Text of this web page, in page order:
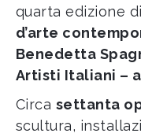
quarta edizione di
d’arte
Benedetta
Artisti Italiani –
Circa settanta
scultura,